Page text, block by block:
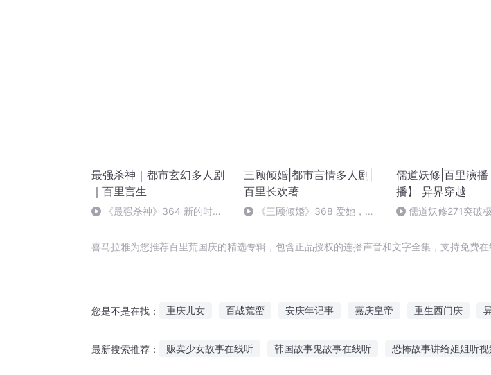
最强杀神｜都市玄幻多人剧
｜百里言生
《最强杀神》364 新的时代
三顾倾婚|都市言情多人剧|
百里长欢著
《三顾倾婚》368 爱她，请
儒道妖修|百里演播
播】 异界穿越
儒道妖修271突破
喜马拉雅为您推荐百里荒国庆的精选专辑，包含正品授权的连播声音和文字全集，支持免费在
您是不是在找： 重庆儿女 百战荒蛮 安庆年记事 嘉庆皇帝 重生西门庆
最新搜索推荐： 贩卖少女故事在线听 韩国故事鬼故事在线听 恐怖故事讲给姐姐听视